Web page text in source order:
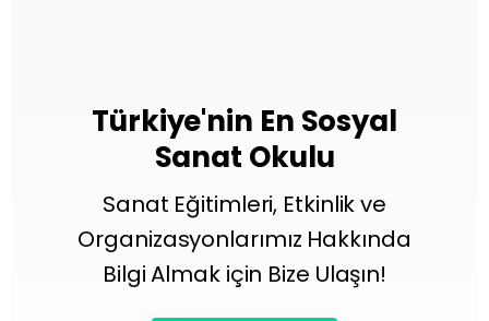
Türkiye'nin En Sosyal
Sanat Okulu
Sanat Eğitimleri, Etkinlik ve
Organizasyonlarımız Hakkında
Bilgi Almak için Bize Ulaşın!